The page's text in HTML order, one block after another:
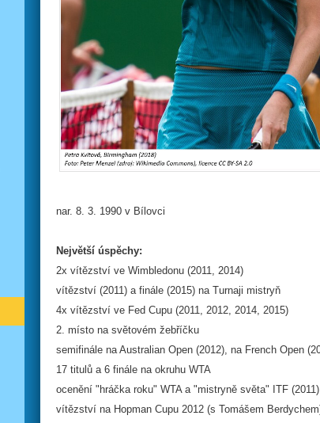
nar. 8. 3. 1990 v Bílovci
Největší úspěchy:
2x vítězství ve Wimbledonu (2011, 2014)
vítězství (2011) a finále (2015) na Turnaji mistryň
4x vítězství ve Fed Cupu (2011, 2012, 2014, 2015)
2. místo na světovém žebříčku
semifinále na Australian Open (2012), na French Open
17 titulů a 6 finále na okruhu WTA
ocenění "hráčka roku" WTA a "mistryně světa" ITF (2011)
vítězství na Hopman Cupu 2012 (s Tomášem